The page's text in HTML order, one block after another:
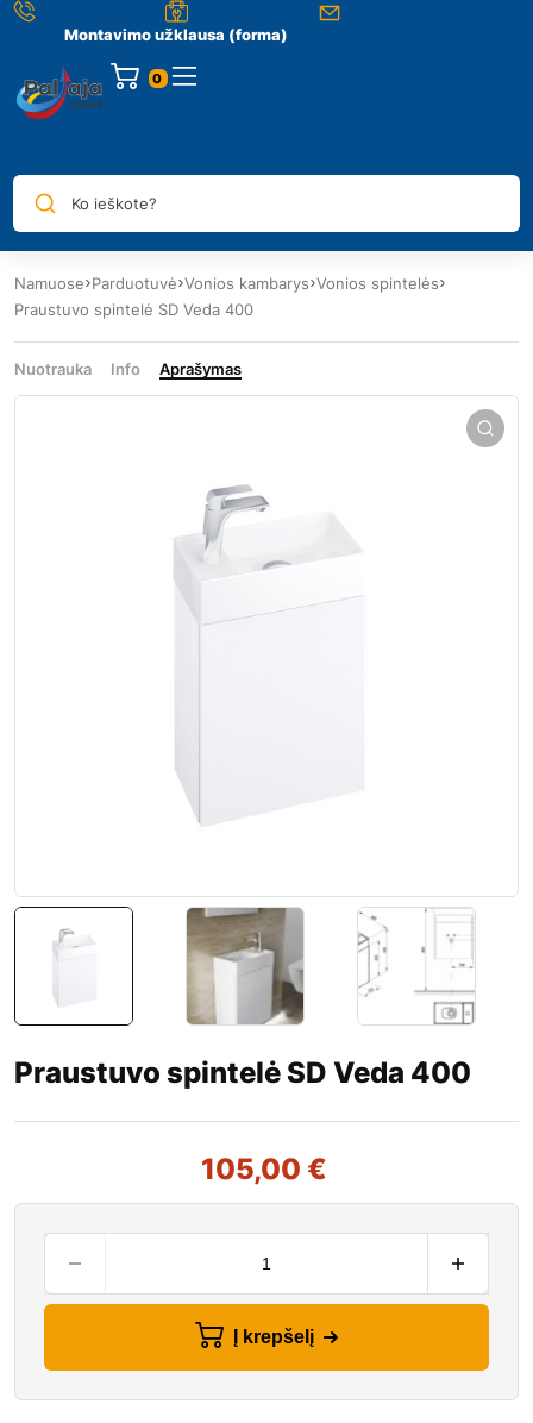
Montavimo užklausa (forma)
0
Ko ieškote?
Namuose Parduotuvė Vonios kambarys Vonios spintelės
Praustuvo spintelė SD Veda 400
Nuotrauka Info Aprašymas
Praustuvo spintelė SD Veda 400
105,00 €
Į krepšelį